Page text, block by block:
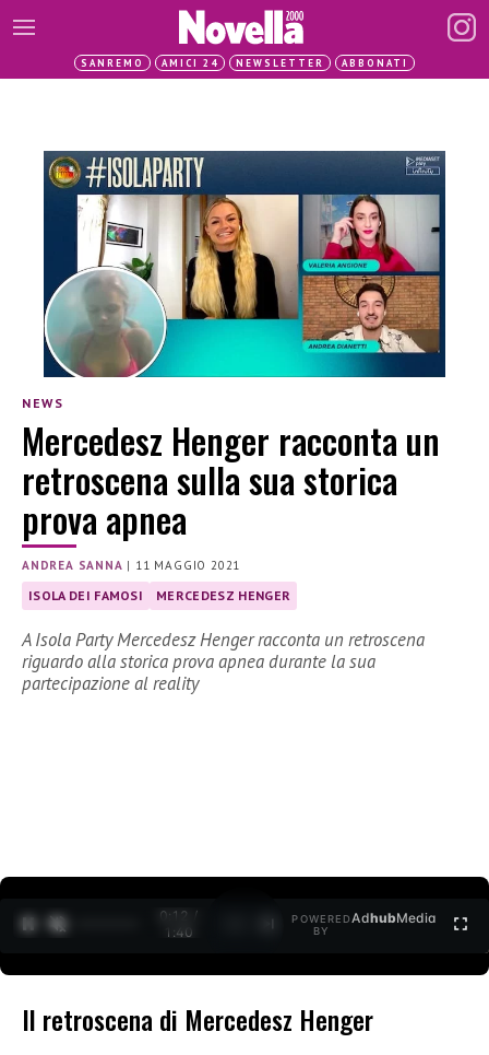
SANREMO AMICI 24 NEWSLETTER ABBONATI
NEWS
Mercedesz Henger racconta un
retroscena sulla sua storica
prova apnea
ANDREA SANNA | 11 MAGGIO 2021
ISOLA DEI FAMOSI MERCEDESZ HENGER
A Isola Party Mercedesz Henger racconta un retroscena
riguardo alla storica prova apnea durante la sua
partecipazione al reality
0:12 /
1:40
POWERED
BY
AdhubMedia
Il retroscena di Mercedesz Henger